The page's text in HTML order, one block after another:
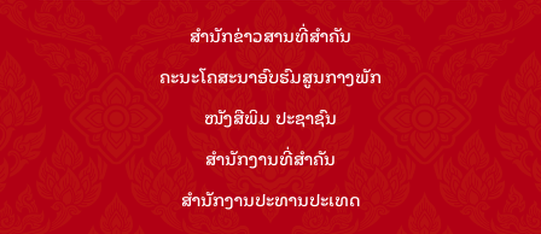
ສຳ​ນັກ​ຂ່າວ​ສານ​ທີ່​ສຳ​ຄັນ​
ຄະນະໂຄສະນາອົບຮົມ​ສູນ​ກາງ​ພັກ
ໜັງສືພິມ ປະ​ຊາ​ຊົນ
ສຳ​ນັກ​ງານ​ທີ່​ສຳ​ຄັນ
ສຳ​ນັກ​ງານ​ປະ​ທານ​ປະ​ເທດ